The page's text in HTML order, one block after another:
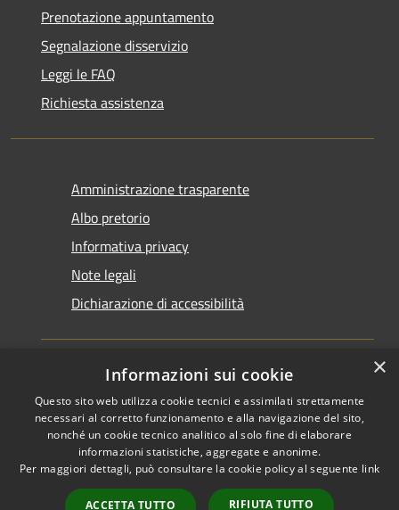
Prenotazione appuntamento
Segnalazione disservizio
Leggi le FAQ
Richiesta assistenza
Amministrazione trasparente
Albo pretorio
Informativa privacy
Note legali
Dichiarazione di accessibilità
RSS
Accessibilità
Cookie
Mappa del sito
Copyright © 2026 • Comune di
Santarcangelo di Romagna •
Powered byMunicipium
Accesso redazione
×
Informazioni sui cookie
Questo sito web utilizza cookie tecnici e assimilati strettamente
necessari al corretto funzionamento e alla navigazione del sito,
nonché un cookie tecnico analitico al solo fine di elaborare
informazioni statistiche, aggregate e anonime.
Per maggiori dettagli, può consultare la cookie policy al seguente link
ACCETTA TUTTO RIFIUTA TUTTO